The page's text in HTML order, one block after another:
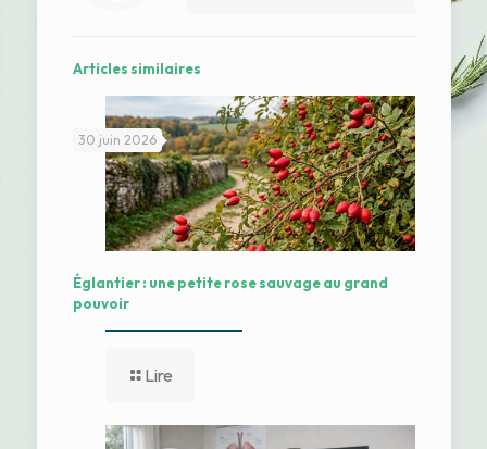
Articles similaires
30 juin 2026
Églantier : une petite rose sauvage au grand
pouvoir
Lire